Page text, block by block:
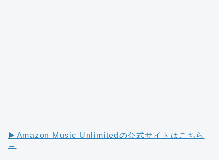
▶︎Amazon Music Unlimitedの公式サイトはこちら
→